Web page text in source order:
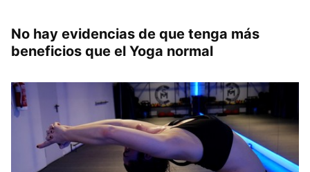
No hay evidencias de que tenga más
beneficios que el Yoga normal